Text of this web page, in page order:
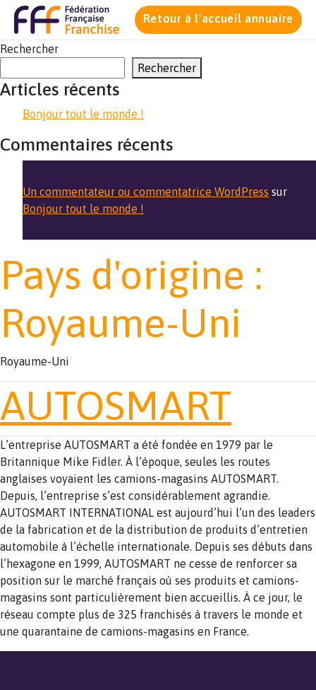
Retour à l'accueil annuaire
Rechercher
Rechercher
Articles récents
Bonjour tout le monde !
Commentaires récents
Un commentateur ou commentatrice WordPress sur
Bonjour tout le monde !
Pays d'origine :
Royaume-Uni
Royaume-Uni
AUTOSMART
L’entreprise AUTOSMART a été fondée en 1979 par le
Britannique Mike Fidler. À l’époque, seules les routes
anglaises voyaient les camions-magasins AUTOSMART.
Depuis, l’entreprise s’est considérablement agrandie.
AUTOSMART INTERNATIONAL est aujourd’hui l’un des leaders
de la fabrication et de la distribution de produits d’entretien
automobile à l’échelle internationale. Depuis ses débuts dans
l’hexagone en 1999, AUTOSMART ne cesse de renforcer sa
position sur le marché français où ses produits et camions-
magasins sont particulièrement bien accueillis. À ce jour, le
réseau compte plus de 325 franchisés à travers le monde et
une quarantaine de camions-magasins en France.